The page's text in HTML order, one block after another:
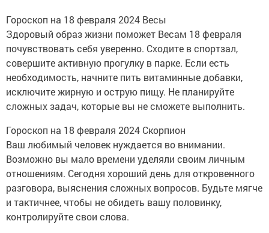
Гороскоп на 18 февраля 2024 Весы
Здоровый образ жизни поможет Весам 18 февраля
почувствовать себя уверенно. Сходите в спортзал,
совершите активную прогулку в парке. Если есть
необходимость, начните пить витаминные добавки,
исключите жирную и острую пищу. Не планируйте
сложных задач, которые вы не сможете выполнить.
Гороскоп на 18 февраля 2024 Скорпион
Ваш любимый человек нуждается во внимании.
Возможно вы мало времени уделяли своим личным
отношениям. Сегодня хороший день для откровенного
разговора, выяснения сложных вопросов. Будьте мягче
и тактичнее, чтобы не обидеть вашу половинку,
контролируйте свои слова.